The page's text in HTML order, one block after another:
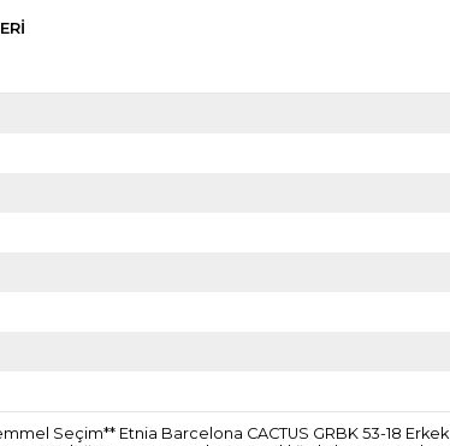
Seçim** Etnia Barcelona CACTUS GRBK 53-18